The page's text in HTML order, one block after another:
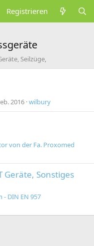
Registrieren
Seilzüge,
2016 wilbury
von der Fa. Proxomed
Geräte, Sonstiges
- DIN EN 957